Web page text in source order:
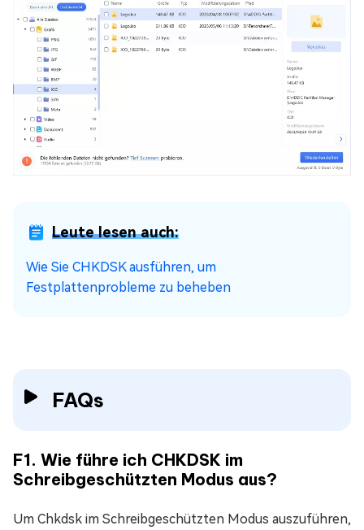
Leute lesen auch:
Wie Sie CHKDSK ausführen, um
Festplattenprobleme zu beheben
FAQs
F1. Wie führe ich CHKDSK im
Schreibgeschützten Modus aus?
Um Chkdsk im Schreibgeschützten Modus auszuführen,